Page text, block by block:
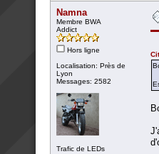
Namna
Membre BWA
Addict
Hors ligne
Localisation: Près de
Lyon
Messages: 2582
Trafic de LEDs